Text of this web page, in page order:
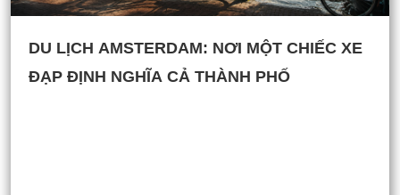
DU LỊCH AMSTERDAM: NƠI MỘT CHIẾC XE
ĐẠP ĐỊNH NGHĨA CẢ THÀNH PHỐ